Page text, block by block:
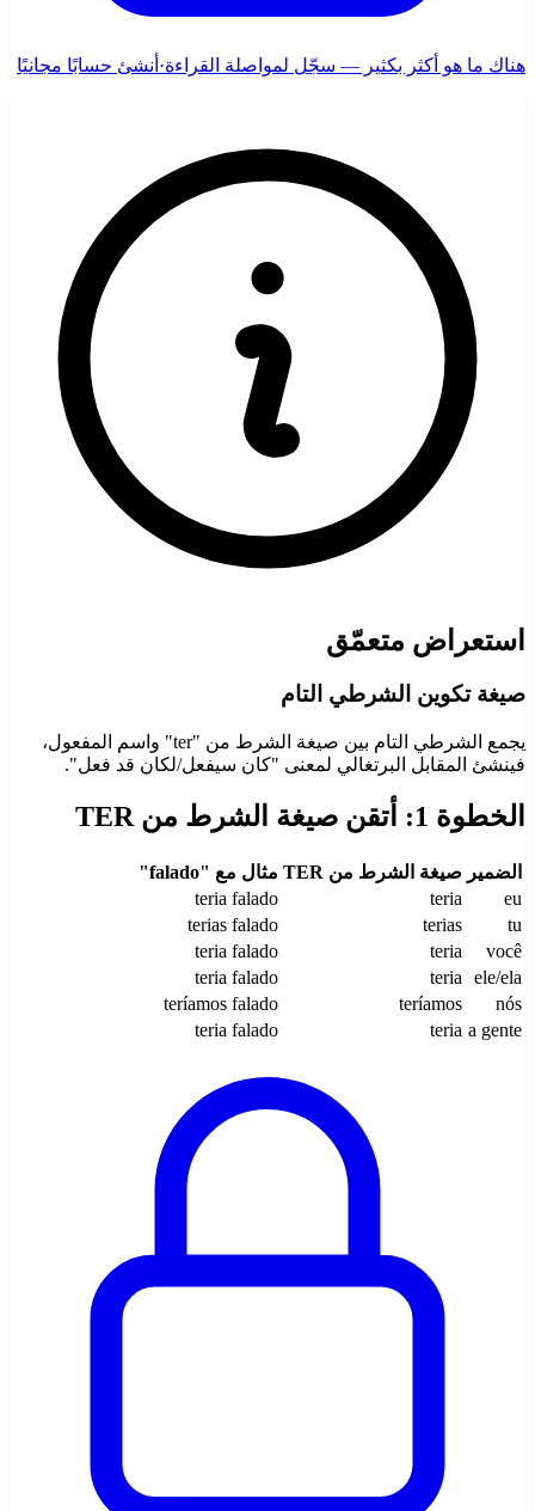
هناك ما هو أكثر بكثير — سجّل لمواصلة القراءة· أنشئ حسابًا مجانيًا
استعراض متعمّق
صيغة تكوين الشرطي التام
يجمع الشرطي التام بين صيغة الشرط من "ter" واسم المفعول،
فينشئ المقابل البرتغالي لمعنى "كان سيفعل/لكان قد فعل".
الخطوة 1: أتقن صيغة الشرط من TER
الضمير صيغة الشرط من TER
مثال مع "falado"
eu
teria
teria falado
tu
terias
terias falado
você
teria
teria falado
ele/ela
teria
teria falado
nós
teríamos
teríamos falado
a gente
teria
teria falado